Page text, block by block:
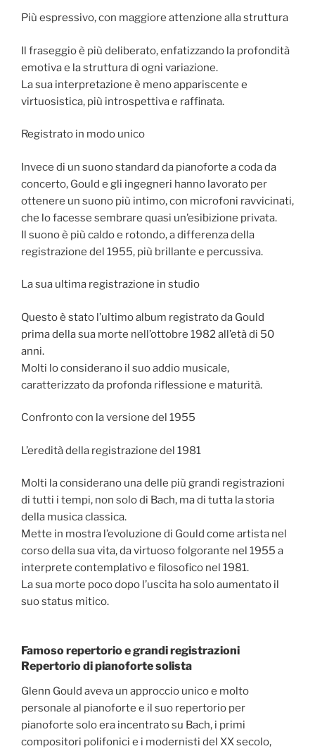
Più espressivo, con maggiore attenzione alla struttura
Il fraseggio è più deliberato, enfatizzando la profondità
emotiva e la struttura di ogni variazione.
La sua interpretazione è meno appariscente e
virtuosistica, più introspettiva e raffinata.
Registrato in modo unico
Invece di un suono standard da pianoforte a coda da
concerto, Gould e gli ingegneri hanno lavorato per
ottenere un suono più intimo, con microfoni ravvicinati,
che lo facesse sembrare quasi un’esibizione privata.
Il suono è più caldo e rotondo, a differenza della
registrazione del 1955, più brillante e percussiva.
La sua ultima registrazione in studio
Questo è stato l’ultimo album registrato da Gould
prima della sua morte nell’ottobre 1982 all’età di 50
anni.
Molti lo considerano il suo addio musicale,
caratterizzato da profonda riflessione e maturità.
Confronto con la versione del 1955
L’eredità della registrazione del 1981
Molti la considerano una delle più grandi registrazioni
di tutti i tempi, non solo di Bach, ma di tutta la storia
della musica classica.
Mette in mostra l’evoluzione di Gould come artista nel
corso della sua vita, da virtuoso folgorante nel 1955 a
interprete contemplativo e filosofico nel 1981.
La sua morte poco dopo l’uscita ha solo aumentato il
suo status mitico.
Famoso repertorio e grandi registrazioni
Repertorio di pianoforte solista
Glenn Gould aveva un approccio unico e molto
personale al pianoforte e il suo repertorio per
pianoforte solo era incentrato su Bach, i primi
compositori polifonici e i modernisti del XX secolo,